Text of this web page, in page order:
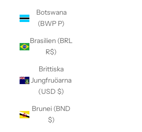
Botswana
(BWP P)
Brasilien (BRL
R$)
Brittiska
Jungfruöarna
(USD $)
Brunei (BND
$)